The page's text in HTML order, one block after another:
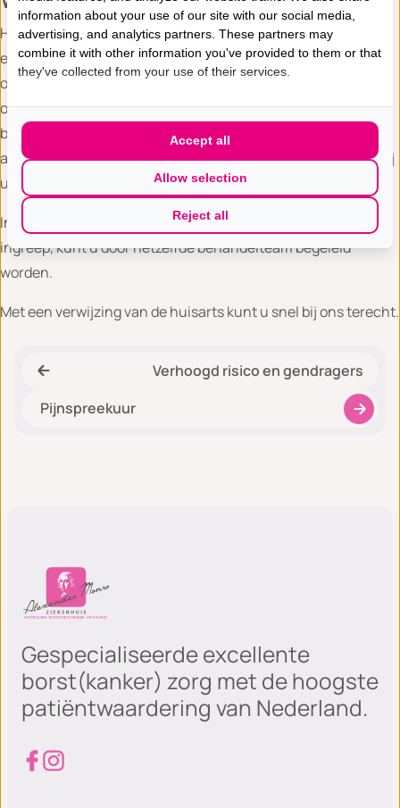
Het eerste bezoek aan ons ziekenhuis bestaat uit een intake
en lichamelijk onderzoek. Indien nodig herbeoordelen wij
onderzoeken van elders en/of verrichten we aanvullend
onderzoek in ons ziekenhuis. Na uitleg over onze
bevindingen, besluiten wij samen met u welke
adviezen/begeleiding en eventueel behandeling het beste bij
u passen.
Indien er sprake is van een radiologische of operatieve
ingreep, kunt u door hetzelfde behandelteam begeleid
worden.
Met een verwijzing van de huisarts kunt u snel bij ons terecht.
Verhoogd risico en gendragers
Pijnspreekuur
Gespecialiseerde excellente
borst(kanker) zorg met de hoogste
patiëntwaardering van Nederland.
information about your use of our site with our social media,
advertising, and analytics partners. These partners may
combine it with other information you've provided to them or that
they've collected from your use of their services.
Reject all
Allow selection
Accept all